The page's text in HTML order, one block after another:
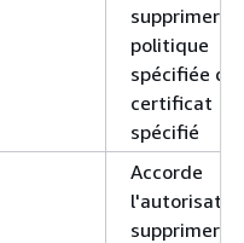
supprimer la
politique
spécifiée du
certificat
spécifié
Accorde
supprimer